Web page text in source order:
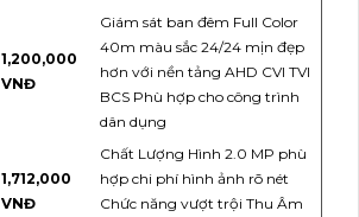
1,200,000
VNĐ
Giám sát ban đêm Full Color
40m màu sắc 24/24 mịn đẹp
hơn với nền tảng AHD CVI TVI
BCS Phù hợp cho công trình
dân dụng
1,712,000
VNĐ
Chất Lượng Hình 2.0 MP phù
hợp chi phí hình ảnh rõ nét
Chức năng vượt trội Thu Âm